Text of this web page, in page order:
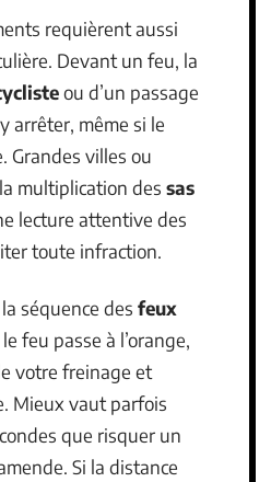
requièrent aussi
Devant un feu, la
ou d’un passage
arrêter, même si le
Grandes villes ou
multiplication des sas
lecture attentive des
toute infraction.
séquence des feux
feu passe à l’orange,
votre freinage et
Mieux vaut parfois
que risquer un
Si la distance